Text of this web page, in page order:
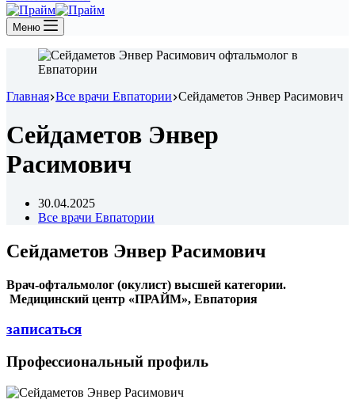
Меню
Главная Все врачи Евпатории Сейдаметов Энвер Расимович
Сейдаметов Энвер
Расимович
30.04.2025
Все врачи Евпатории
Сейдаметов Энвер Расимович
Врач-офтальмолог (окулист) высшей категории.
Медицинский центр «ПРАЙМ», Евпатория
записаться
Профессиональный профиль